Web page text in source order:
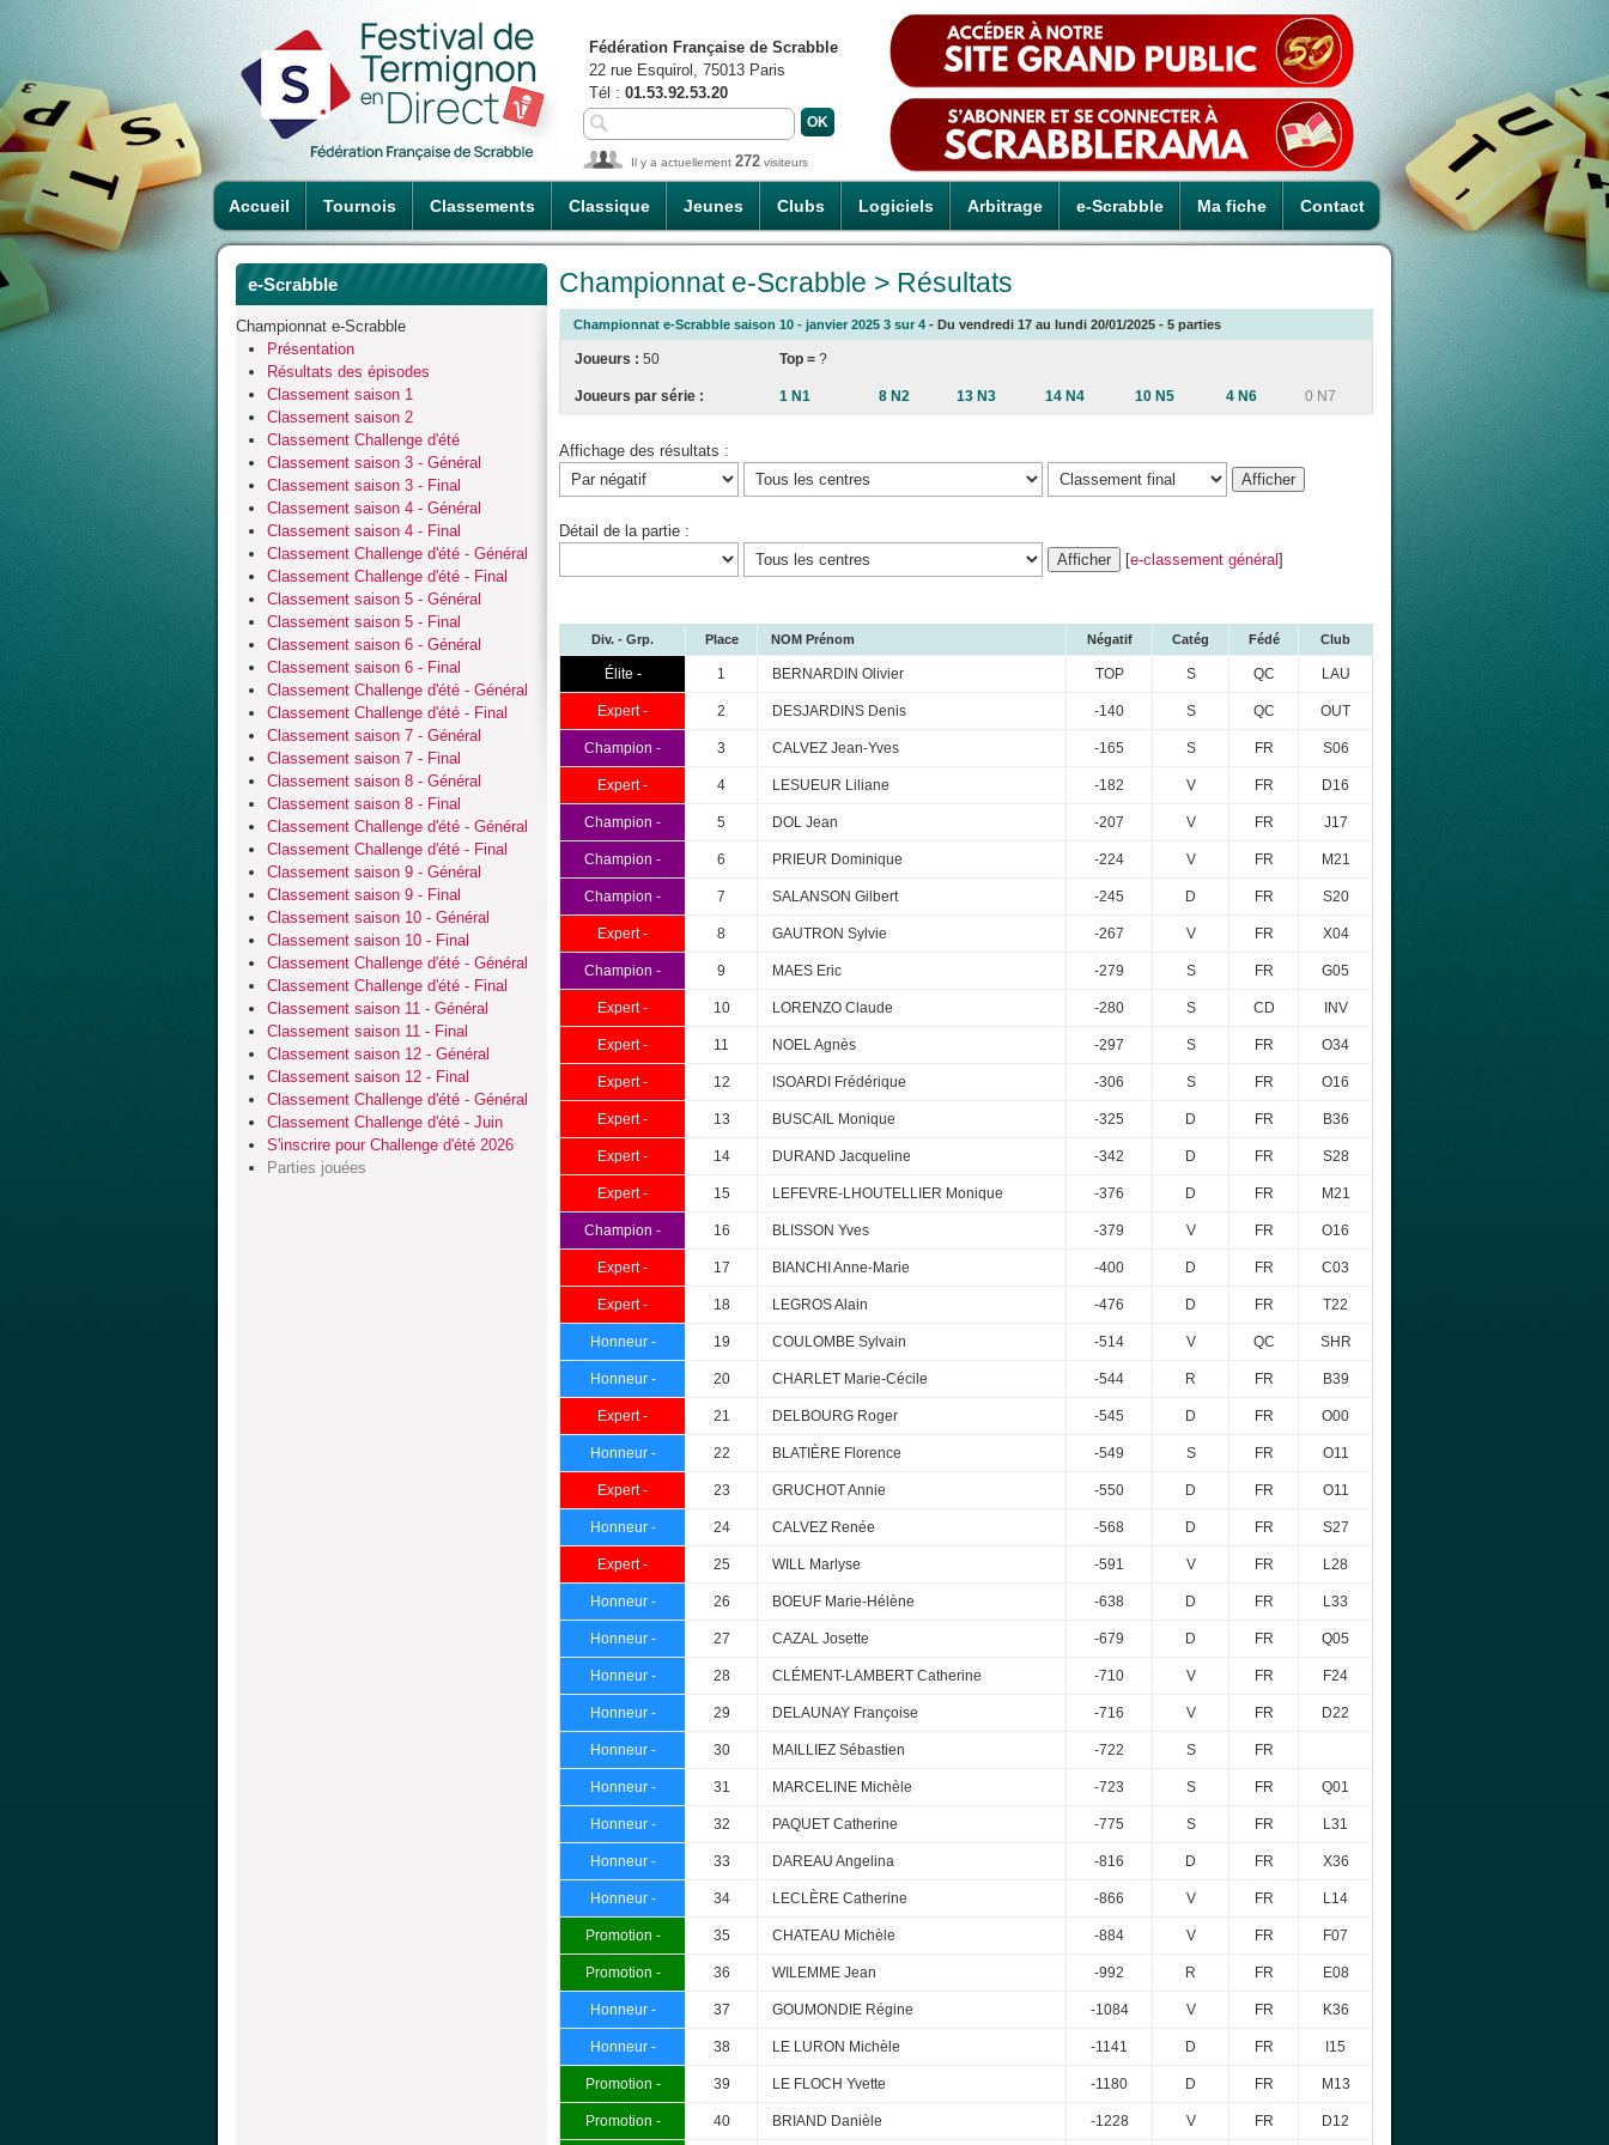
Accueil Tournois Classements Classique Jeunes Clubs Logiciels Arbitrage e-Scrabble Ma fiche Contact
Fédération Française de Scrabble
22 rue Esquirol, 75013 Paris
Tél : 01.53.92.53.20
Il y a actuellement 272 visiteurs
e-Scrabble
Championnat e-Scrabble
Présentation
Résultats des épisodes
Classement saison 1
Classement saison 2
Classement Challenge d'été
Classement saison 3 - Général
Classement saison 3 - Final
Classement saison 4 - Général
Classement saison 4 - Final
Classement Challenge d'été - Général
Classement Challenge d'été - Final
Classement saison 5 - Général
Classement saison 5 - Final
Classement saison 6 - Général
Classement saison 6 - Final
Classement Challenge d'été - Général
Classement Challenge d'été - Final
Classement saison 7 - Général
Classement saison 7 - Final
Classement saison 8 - Général
Classement saison 8 - Final
Classement Challenge d'été - Général
Classement Challenge d'été - Final
Classement saison 9 - Général
Classement saison 9 - Final
Classement saison 10 - Général
Classement saison 10 - Final
Classement Challenge d'été - Général
Classement Challenge d'été - Final
Classement saison 11 - Général
Classement saison 11 - Final
Classement saison 12 - Général
Classement saison 12 - Final
Classement Challenge d'été - Général
Classement Challenge d'été - Juin
S'inscrire pour Challenge d'été 2026
Parties jouées
Championnat e-Scrabble > Résultats
Championnat e-Scrabble saison 10 - janvier 2025 3 sur 4 - Du vendredi 17 au lundi 20/01/2025 - 5 parties
Joueurs : 50 Top = ?
Joueurs par série : 1 N1 8 N2 13 N3 14 N4 10 N5 4 N6 0 N7
Affichage des résultats :
Détail de la partie :
[e-classement général]
Div. - Grp. Place NOM Prénom Négatif Catég Fédé Club
Élite - 1 BERNARDIN Olivier TOP S QC LAU
Expert - 2 DESJARDINS Denis -140 S QC OUT
Champion - 3 CALVEZ Jean-Yves -165 S FR S06
Expert - 4 LESUEUR Liliane -182 V FR D16
Champion - 5 DOL Jean -207 V FR J17
Champion - 6 PRIEUR Dominique -224 V FR M21
Champion - 7 SALANSON Gilbert -245 D FR S20
Expert - 8 GAUTRON Sylvie -267 V FR X04
Champion - 9 MAES Eric -279 S FR G05
Expert - 10 LORENZO Claude -280 S CD INV
Expert - 11 NOEL Agnès -297 S FR O34
Expert - 12 ISOARDI Frédérique -306 S FR O16
Expert - 13 BUSCAIL Monique -325 D FR B36
Expert - 14 DURAND Jacqueline -342 D FR S28
Expert - 15 LEFEVRE-LHOUTELLIER Monique -376 D FR M21
Champion - 16 BLISSON Yves -379 V FR O16
Expert - 17 BIANCHI Anne-Marie -400 D FR C03
Expert - 18 LEGROS Alain -476 D FR T22
Honneur - 19 COULOMBE Sylvain -514 V QC SHR
Honneur - 20 CHARLET Marie-Cécile -544 R FR B39
Expert - 21 DELBOURG Roger -545 D FR O00
Honneur - 22 BLATIÈRE Florence -549 S FR O11
Expert - 23 GRUCHOT Annie -550 D FR O11
Honneur - 24 CALVEZ Renée -568 D FR S27
Expert - 25 WILL Marlyse -591 V FR L28
Honneur - 26 BOEUF Marie-Hélène -638 D FR L33
Honneur - 27 CAZAL Josette -679 D FR Q05
Honneur - 28 CLÉMENT-LAMBERT Catherine -710 V FR F24
Honneur - 29 DELAUNAY Françoise -716 V FR D22
Honneur - 30 MAILLIEZ Sébastien -722 S FR
Honneur - 31 MARCELINE Michèle -723 S FR Q01
Honneur - 32 PAQUET Catherine -775 S FR L31
Honneur - 33 DAREAU Angelina -816 D FR X36
Honneur - 34 LECLÈRE Catherine -866 V FR L14
Promotion - 35 CHATEAU Michèle -884 V FR F07
Promotion - 36 WILEMME Jean -992 R FR E08
Honneur - 37 GOUMONDIE Régine -1084 V FR K36
Honneur - 38 LE LURON Michèle -1141 D FR I15
Promotion - 39 LE FLOCH Yvette -1180 D FR M13
Promotion - 40 BRIAND Danièle -1228 V FR D12